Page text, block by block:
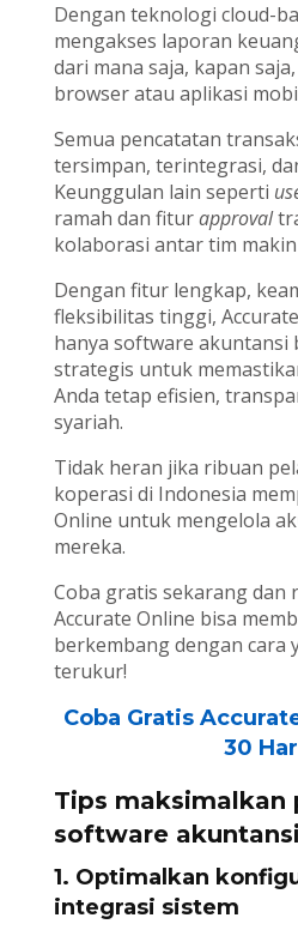
Dengan teknologi cloud-
mengakses laporan
dari mana saja, kapan
browser atau aplikasi
Semua pencatatan
tersimpan, terintegrasi,
Keunggulan lain seperti
ramah dan fiturapproval
kolaborasi antar tim
Dengan fitur lengkap,
fleksibilitas tinggi,
hanya software akuntansi
strategis untuk
Anda tetap efisien,
syariah.
Tidak heran jika ribuan
koperasi di Indonesia
Online untuk mengelola
mereka.
Coba gratis sekarang dan
Accurate Online bisa
berkembang dengan cara
terukur!
Coba Gratis
30
Tips maksimalkan
software
1. Optimalkan
integrasi sistem